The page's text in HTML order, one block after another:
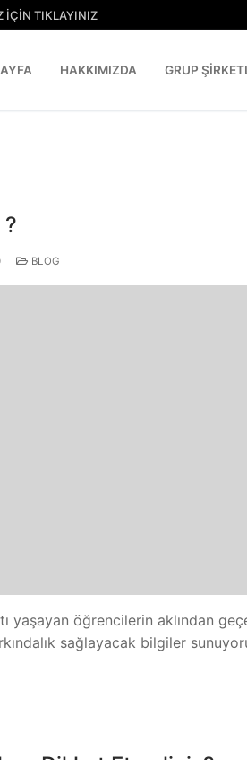
İÇİN TIKLAYINIZ
HAKKIMIZDA GRUP
BLOG
yaşayan öğrencilerin aklından
sağlayacak bilgiler